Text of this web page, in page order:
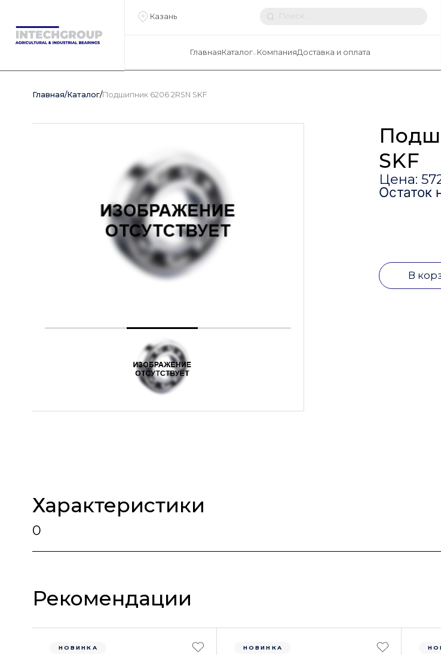
Казань
ГлавнаяКаталог КомпанияДоставка и оплата
Главная/Каталог/Подшипник 6206 2RSN SKF
SKF
Цена:
Остаток
В
Характеристики
0
Рекомендации
НОВИНКА НОВИНКА